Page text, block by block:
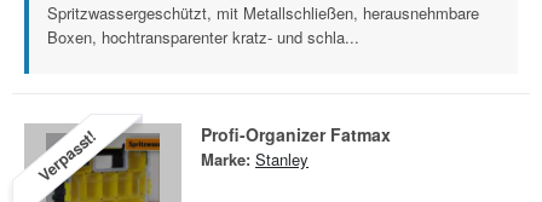
Spritzwassergeschützt, mit Metallschließen, herausnehmbare
Boxen, hochtransparenter kratz- und schla...
Verpasst! Profi-Organizer Fatmax
Marke: Stanley